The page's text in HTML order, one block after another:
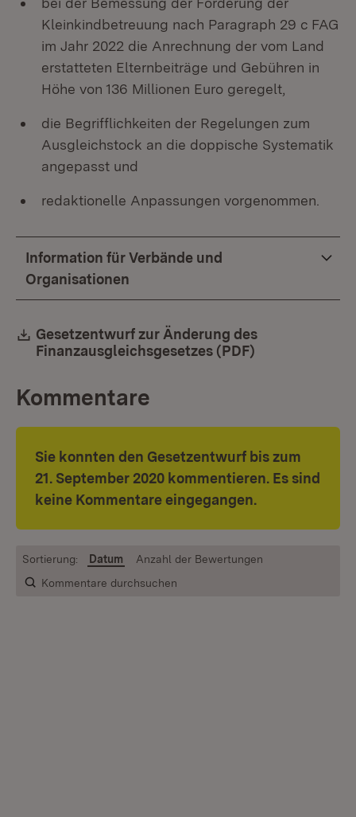
Kleinkindbetreuung nach Paragraph 29 c FAG
im Jahr 2022 die Anrechnung der vom Land
erstatteten Elternbeiträge und Gebühren in
Höhe von 136 Millionen Euro geregelt,
die Begrifflichkeiten der Regelungen zum
Ausgleichstock an die doppische Systematik
angepasst und
redaktionelle Anpassungen vorgenommen.
Information für Verbände und
Organisationen
Download:
Gesetzentwurf zur Änderung des
Finanzausgleichsgesetzes (PDF)
Kommentare
Sie konnten den Gesetzentwurf bis zum
21. September 2020 kommentieren. Es sind
keine Kommentare eingegangen.
Kommentare durchsuchen
Sortierung: Datum Anzahl der Bewertungen